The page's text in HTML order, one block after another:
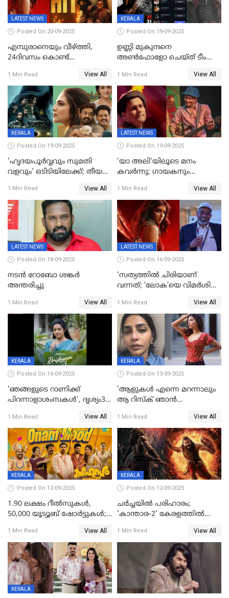
LATEST NEWS
Posted On 20-09-2025
എമ്പുരാനെയും വീഴ്ത്തി,
24ദിവസം കൊണ്ട്
ഇൻഡസ്ട്രി ഹിറ്റ്;
റെക്കോർഡുമായി ലോക
1 Min Read View All
KERALA
Posted On 19-09-2025
ഉണ്ണി മുകുന്ദനെ
അൺഫോളോ ചെയ്ത് ടീം
മാർക്കോയിൽ യാഷ്,
പൃഥ്വിരാജ്,
സൈബർലോകവും
1 Min Read View All
KERALA
Posted On 19-09-2025
'ഹൃദയപൂര്‍വ്വവും സുമതി
വളവും' ഒടിടിയിലേക്ക്; തീയതി
1 Min Read View All
LATEST NEWS
Posted On 19-09-2025
'യാ അലി'യിലൂടെ മനം
കവർന്നു; ഗായകനും
അന്തരിച്ചു
1 Min Read View All
LATEST NEWS
Posted On 18-09-2025
നടൻ റോബോ ശങ്കർ
അന്തരിച്ചു
1 Min Read View All
LATEST NEWS
Posted On 16-09-2025
'സത്യത്തിൽ ചിരിയാണ്
വന്നത്; ‘ലോക’യെ വിമർശിച്ച്
1 Min Read View All
KERALA
Posted On 16-09-2025
'ഞങ്ങളുടെ റാണിക്ക്
പിറന്നാളാശംസകൾ', ദൃശ്യം3-
പോസ്റ്റർ പുറത്തുവിട്ടു
1 Min Read View All
KERALA
Posted On 13-09-2025
'ആളുകള്‍ എന്നെ മറന്നാലും
ആ റിസ്ക് ഞാൻ
മനസിലായി, കടുത്ത
തീരുമാനവുമായി ഐശ്വര്യ
ലക്ഷ്മി
1 Min Read View All
KERALA
Posted On 12-09-2025
1.90 ലക്ഷം റീല്‍സുകള്‍,
50,000 യൂട്യൂബ് ഷോര്‍ട്ടുകള്‍;
ഹിറ്റായി ഓണം മൂഡ് ഗാനം
1 Min Read View All
KERALA
Posted On 12-09-2025
ചർച്ചയിൽ പരിഹാരം;
'കാന്താര-2' കേരളത്തിൽ
ഫിയോക്ക്
1 Min Read View All
KERALA